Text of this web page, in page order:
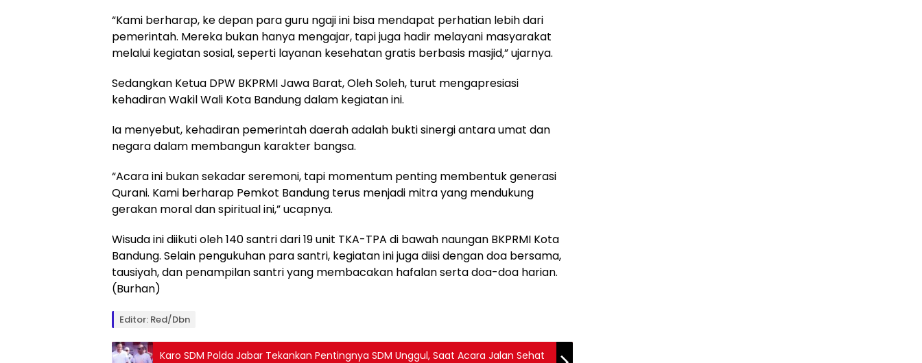
“Kami berharap, ke depan para guru ngaji ini bisa mendapat perhatian lebih dari
pemerintah. Mereka bukan hanya mengajar, tapi juga hadir melayani masyarakat
melalui kegiatan sosial, seperti layanan kesehatan gratis berbasis masjid,” ujarnya.
Sedangkan Ketua DPW BKPRMI Jawa Barat, Oleh Soleh, turut mengapresiasi
kehadiran Wakil Wali Kota Bandung dalam kegiatan ini.
Ia menyebut, kehadiran pemerintah daerah adalah bukti sinergi antara umat dan
negara dalam membangun karakter bangsa.
“Acara ini bukan sekadar seremoni, tapi momentum penting membentuk generasi
Qurani. Kami berharap Pemkot Bandung terus menjadi mitra yang mendukung
gerakan moral dan spiritual ini,” ucapnya.
Wisuda ini diikuti oleh 140 santri dari 19 unit TKA-TPA di bawah naungan BKPRMI Kota
Bandung. Selain pengukuhan para santri, kegiatan ini juga diisi dengan doa bersama,
tausiyah, dan penampilan santri yang membacakan hafalan serta doa-doa harian.
(Burhan)
Editor: Red/Dbn
Karo SDM Polda Jabar Tekankan Pentingnya SDM Unggul, Saat Acara Jalan Sehat